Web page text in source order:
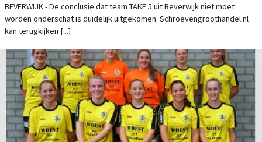
BEVERWIJK - De conclusie dat team TAKE 5 uit Beverwijk niet moet
worden onderschat is duidelijk uitgekomen. Schroevengroothandel.nl
kan terugkijken [...]